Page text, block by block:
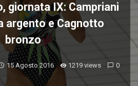
giornata IX: Campriani
argento e Cagnotto
bronzo
15 Agosto 2016 1219 views 0